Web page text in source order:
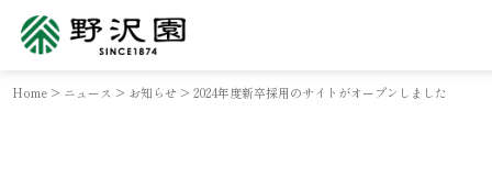
Home > ニュース > お知らせ > 2024年度新卒採用のサイトがオープンしました